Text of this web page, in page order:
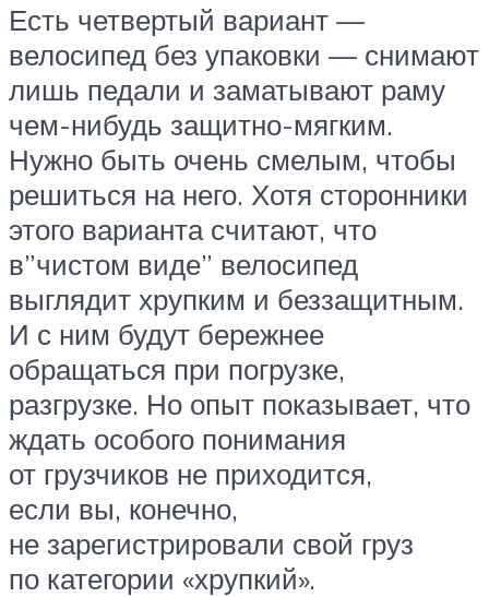
Есть четвертый вариант —
велосипед без упаковки — снимают
лишь педали и заматывают раму
чем-нибудь защитно-мягким.
Нужно быть очень смелым, чтобы
решиться на него. Хотя сторонники
этого варианта считают, что
в”чистом виде” велосипед
выглядит хрупким и беззащитным.
И с ним будут бережнее
обращаться при погрузке,
разгрузке. Но опыт показывает, что
ждать особого понимания
от грузчиков не приходится,
если вы, конечно,
не зарегистрировали свой груз
по категории «хрупкий».